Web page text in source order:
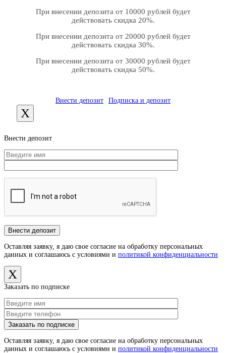
При внесении депозита от 10000 рублей будет
действовать скидка 20%.
При внесении депозита от 20000 рублей будет
действовать скидка 30%.
При внесении депозита от 30000 рублей будет
действовать скидка 50%.
Внести депозит Подписка и депозит
X
Внести депозит
Оставляя заявку, я даю свое согласие на обработку персональных
данных и соглашаюсь с условиями и политикой конфиденциальности
X
Заказать по подписке
Оставляя заявку, я даю свое согласие на обработку персональных
данных и соглашаюсь с условиями и политикой конфиденциальности